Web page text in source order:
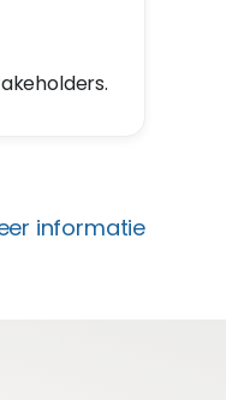
informatie